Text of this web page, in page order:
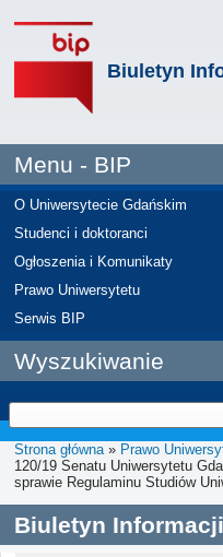
Biuletyn
Menu - BIP
O Uniwersytecie Gdańskim
Studenci i doktoranci
Ogłoszenia i Komunikaty
Prawo Uniwersytetu
Serwis BIP
Wyszukiwanie
Strona główna» Prawo
120/19 Senatu Uniwersytetu
sprawie Regulaminu Studiów
Biuletyn